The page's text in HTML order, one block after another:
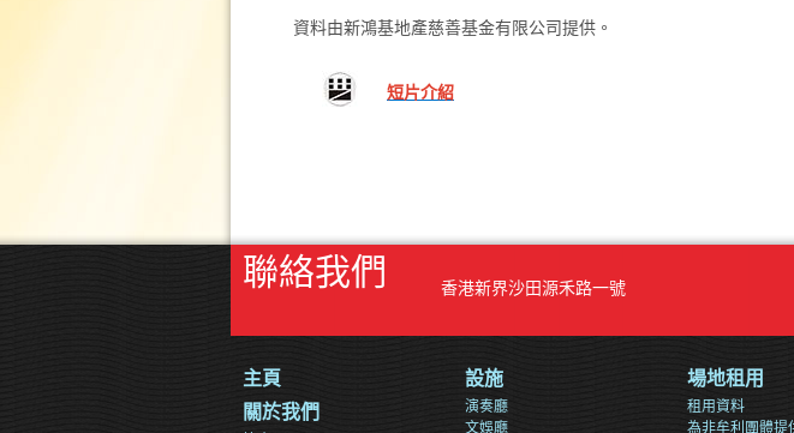
資料由新鴻基地產慈善基金有限公司提供。
短片介紹
聯絡我們 香港新界沙田源禾路一號
主頁
關於我們
設施
演奏廳
文娛廳
場地租用
租用資料
為非牟利團體提